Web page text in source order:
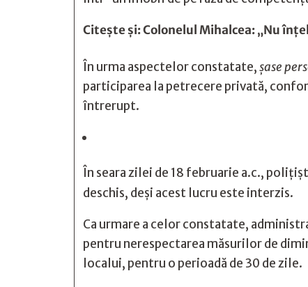
Citește și:Colonelul Mihalcea: „Nu
În urma aspectelor constatate,șase
participarea la petrecere privată,
întrerupt.
În seara zilei de 18 februarie a.c.,
deschis, deși acest lucru este interzis.
Ca urmare a celor constatate,
pentru nerespectarea măsurilor de
localui, pentru o perioadă de 30 de zile.